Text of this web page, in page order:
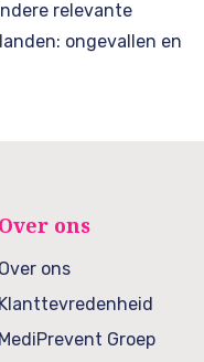
relevante
ongevallen en
Over ons
Over ons
Klanttevredenheid
MediPrevent Groep